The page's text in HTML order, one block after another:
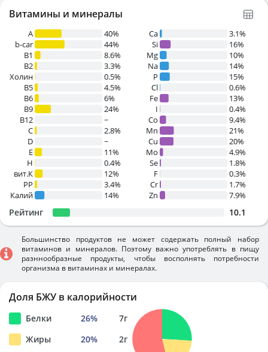
Витамины и минералы
A
40%
b-car
44%
В1
8.6%
B2
3.3%
Холин
0.5%
B5
4.5%
B6
6%
B9
24%
B12
~
C
2.8%
D
~
E
11%
H
0.4%
вит.К
12%
PP
3.4%
Калий
14%
Ca
3.1%
Si
16%
Mg
10%
Na
14%
P
15%
Cl
0.6%
Fe
13%
I
0.4%
Co
9.4%
Mn
21%
Cu
20%
Mo
4.9%
Se
1.8%
F
0.3%
Cr
1.7%
Zn
7.9%
Рейтинг 10.1
Большинство продуктов не может содержать полный набор
витаминов и минералов. Поэтому важно употреблять в пищу
разннообразные продукты, чтобы восполнять потребности
организма в витаминах и минералах.
Доля БЖУ в калорийности
Белки 26% 7г
Жиры
20% 2г